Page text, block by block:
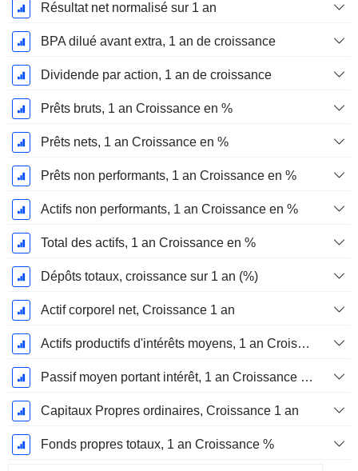
Résultat net normalisé sur 1 an
BPA dilué avant extra, 1 an de croissance
Dividende par action, 1 an de croissance
Prêts bruts, 1 an Croissance en %
Prêts nets, 1 an Croissance en %
Prêts non performants, 1 an Croissance en %
Actifs non performants, 1 an Croissance en %
Total des actifs, 1 an Croissance en %
Dépôts totaux, croissance sur 1 an (%)
Actif corporel net, Croissance 1 an
Actifs productifs d'intérêts moyens, 1 an Croissance en %
Passif moyen portant intérêt, 1 an Croissance en %
Capitaux Propres ordinaires, Croissance 1 an
Fonds propres totaux, 1 an Croissance %